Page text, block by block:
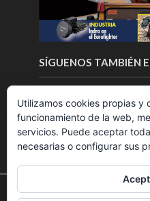
SÍGUENOS TAMBIÉN
Utilizamos cookies para
Utilizamos cookies propias y
funcionamiento de la web,
servicios. Puede aceptar
necesarias o configurar sus